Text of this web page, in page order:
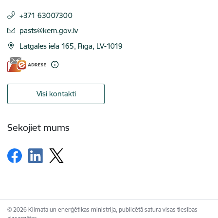
+371 63007300
E-pasts:
pasts@kem.gov.lv
Latgales iela 165, Rīga, LV-1019
Visi kontakti
Sekojiet mums
© 2026 Klimata un enerģētikas ministrija, publicētā satura visas tiesības